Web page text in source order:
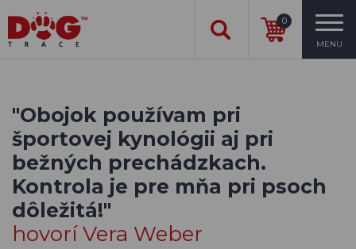
0
MENU
"Obojok používam pri
športovej kynológii aj pri
bežných prechádzkach.
Kontrola je pre mňa pri psoch
dôležitá!"
hovorí Vera Weber